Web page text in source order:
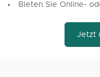
Bieten Sie Online-
Jetzt